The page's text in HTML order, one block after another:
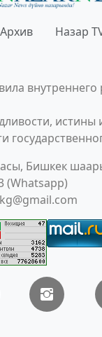
Архив Назар
внутреннего
истины
Бишкек
(Whatsapp)